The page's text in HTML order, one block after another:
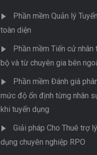
Phần mềm Quản lý
toàn diện
Phần mềm Tiến cử nhân
bộ và từ chuyên gia bên
Phần mềm Đánh giá
mức độ ổn định từng nhân
khi tuyển dụng
Giải pháp Cho Thuê trợ
dụng chuyên nghiệp RPO